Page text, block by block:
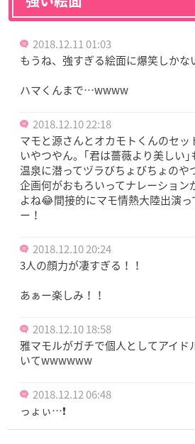
2018.12.11 01:03
もうね、強すぎる絵面に爆笑しかな
ハマくんまで…wwww
2018.12.10 22:18
マモと源さんとオカモトくんのセッ
いやつやん。｢君は薔薇より美しい｣
温泉に潜ってヅラびちょびちょのや
企画何がおもろいってナレーション
よね😂間接的にマモ情熱大陸出演
ー！
2018.12.10 20:24
3人の顔力が凄すぎる！！
あぁー楽しみ！！
2018.12.10 18:58
雅マモルがガチで個人としてアイド
いてwwwwww
2018.12.12 06:48
っょぃ…❗️